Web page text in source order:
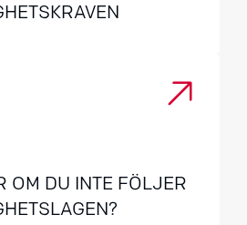
OM DU INTE FÖLJER